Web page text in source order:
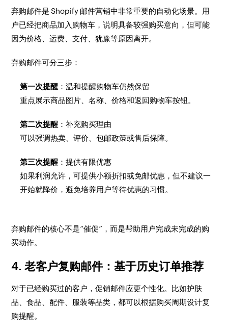
弃购邮件是 Shopify 邮件营销中非常重要的自动化场景。用
户已经把商品加入购物车，说明具备较强购买意向，但可能
因为价格、运费、支付、犹豫等原因离开。
弃购邮件可分三步：
第一次提醒 ：温和提醒购物车仍然保留
重点展示商品图片、名称、价格和返回购物车按钮。
第二次提醒 ：补充购买理由
可以强调热卖、评价、包邮政策或售后保障。
第三次提醒 ：提供有限优惠
如果利润允许，可提供小额折扣或免邮优惠，但不建议一
开始就降价，避免培养用户等待优惠的习惯。
弃购邮件的核心不是“催促”，而是帮助用户完成未完成的购
买动作。
4. 老客户复购邮件：基于历史订单推荐
对于已经购买过的客户，促销邮件应更个性化。比如护肤
品、食品、配件、服装等品类，都可以根据购买周期设计复
购提醒。